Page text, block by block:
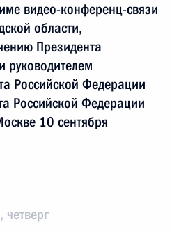
видео-конференц-связи
области,
Президента
руководителем
Российской Федерации
Российской Федерации
10 сентября